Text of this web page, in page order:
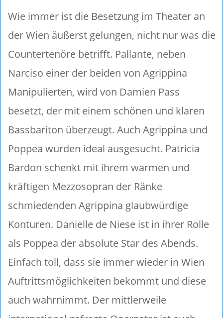
Wie immer ist die Besetzung im Theater an
der Wien äußerst gelungen, nicht nur was die
Countertenöre betrifft. Pallante, neben
Narciso einer der beiden von Agrippina
Manipulierten, wird von Damien Pass
besetzt, der mit einem schönen und klaren
Bassbariton überzeugt. Auch Agrippina und
Poppea wurden ideal ausgesucht. Patricia
Bardon schenkt mit ihrem warmen und
kräftigen Mezzosopran der Ränke
schmiedenden Agrippina glaubwürdige
Konturen. Danielle de Niese ist in ihrer Rolle
als Poppea der absolute Star des Abends.
Einfach toll, dass sie immer wieder in Wien
Auftrittsmöglichkeiten bekommt und diese
auch wahrnimmt. Der mittlerweile